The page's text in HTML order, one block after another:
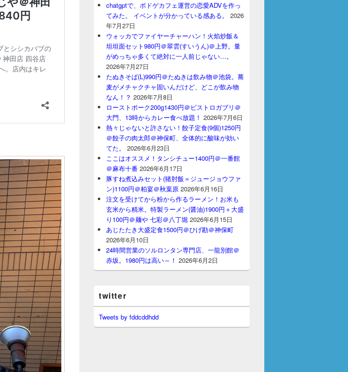
chatgptで、ボドゲカフェ運営の恋愛ADVを作っ
てみた。 イベントが分かっている感ある。
2026
年7月27日
ウォッカでファイヤーチャーハン！火焰炒飯＆
坦坦面セット980円＠翠雲(すいうん)＠上野。量
がめっちゃ多くて絶対に一人前じゃない…。
2026年7月27日
たぬきそば(L)990円＠たぬきは飲み物＠池袋。蕎
麦がメチャクチャ固いんだけど、どこが飲み物
なん！？ 2026年7月8日
ローストポーク200g1430円＠ビストロガブリ＠
大門、13時からカレー食べ放題！ 2026年7月6日
熱々じゃないと許さない！餃子定食(9個)1250円
＠餃子の肉太郎＠神保町、全体的に酸味が効い
てた。
2026年6月23日
ここはオススメ！タンシチュー1400円＠一番館
＠麻布十番 2026年6月17日
豚すね煮込みセット(猪肘飯＝ジュージョウファ
ン)1100円＠柏宴＠秋葉原 2026年6月16日
注文を受けてから粉から作るラーメン！お米も
玄米から精米。特製ラーメン(醤油)1900円＋大盛
り100円＠麺や 七彩＠八丁堀 2026年6月15日
あじたたき大盛定食1500円＠ひげ勘＠神保町
2026年6月10日
24時間営業のソルロンタン専門店、一龍別館＠
赤坂。1980円は高い～！ 2026年6月2日
twitter
Tweets by fddcddhdd